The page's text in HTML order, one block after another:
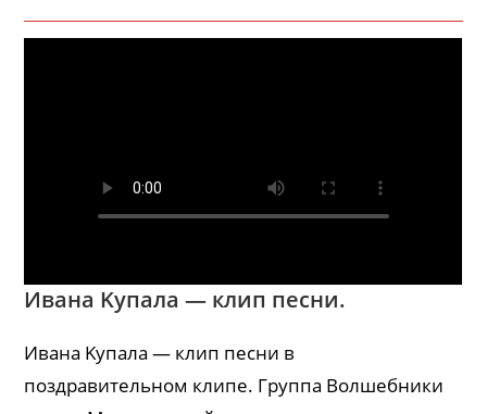
Ивана Kупала — клип песни.
Ивана Kупала — клип песни в
поздравительном клипе. Группа Волшебники